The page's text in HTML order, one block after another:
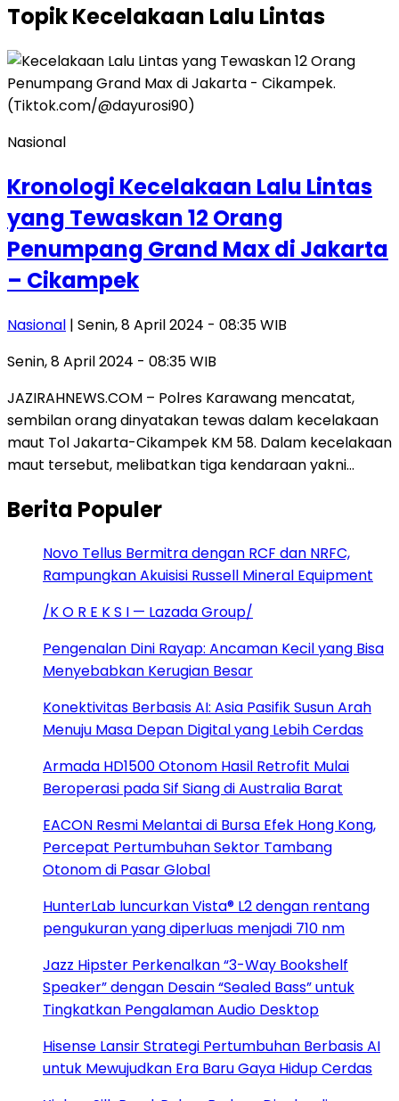
TopikKecelakaan Lalu Lintas
Nasional
Kronologi Kecelakaan Lalu Lintas
yang Tewaskan 12 Orang
Penumpang Grand Max di Jakarta
– Cikampek
Nasional | Senin, 8 April 2024 - 08:35 WIB
Senin, 8 April 2024 - 08:35 WIB
JAZIRAHNEWS.COM – Polres Karawang mencatat,
sembilan orang dinyatakan tewas dalam kecelakaan
maut Tol Jakarta-Cikampek KM 58. Dalam kecelakaan
maut tersebut, melibatkan tiga kendaraan yakni…
Berita Populer
Novo Tellus Bermitra dengan RCF dan NRFC,
Rampungkan Akuisisi Russell Mineral Equipment
/K O R E K S I — Lazada Group/
Pengenalan Dini Rayap: Ancaman Kecil yang Bisa
Menyebabkan Kerugian Besar
Konektivitas Berbasis AI: Asia Pasifik Susun Arah
Menuju Masa Depan Digital yang Lebih Cerdas
Armada HD1500 Otonom Hasil Retrofit Mulai
Beroperasi pada Sif Siang di Australia Barat
EACON Resmi Melantai di Bursa Efek Hong Kong,
Percepat Pertumbuhan Sektor Tambang
Otonom di Pasar Global
HunterLab luncurkan Vista® L2 dengan rentang
pengukuran yang diperluas menjadi 710 nm
Jazz Hipster Perkenalkan “3-Way Bookshelf
Speaker” dengan Desain “Sealed Bass” untuk
Tingkatkan Pengalaman Audio Desktop
Hisense Lansir Strategi Pertumbuhan Berbasis AI
untuk Mewujudkan Era Baru Gaya Hidup Cerdas